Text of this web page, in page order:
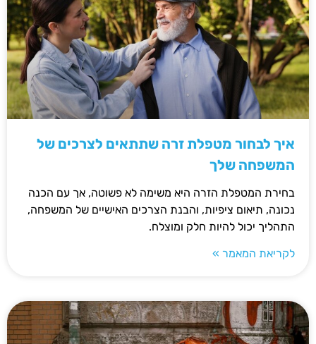
איך לבחור מטפלת זרה שתתאים לצרכים של
המשפחה שלך
בחירת המטפלת הזרה היא משימה לא פשוטה, אך עם הכנה
נכונה, תיאום ציפיות, והבנת הצרכים האישיים של המשפחה,
התהליך יכול להיות חלק ומוצלח.
לקריאת המאמר »